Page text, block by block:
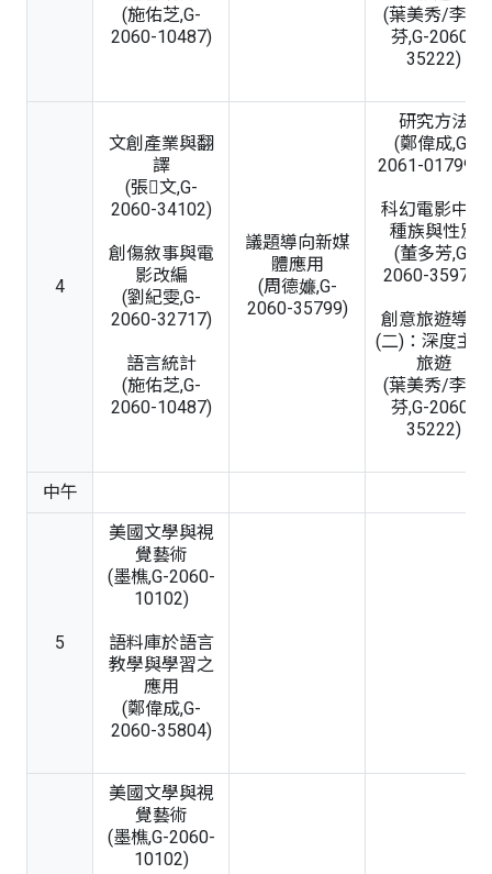
(施佑芝,G-
2060-10487)
(葉美秀/李桂
芬,G-2060-
35222)
4
文創產業與翻
譯
(張文,G-
2060-34102)
創傷敘事與電
影改編
(劉紀雯,G-
2060-32717)
語言統計
(施佑芝,G-
2060-10487)
議題導向新媒
體應用
(周德嬚,G-
2060-35799)
研究方法
(鄭偉成,G-
2061-01799B)
科幻電影中的
種族與性別
(董多芳,G-
2060-35977)
創意旅遊導覽
(二)：深度主題
旅遊
(葉美秀/李桂
芬,G-2060-
35222)
中午
5
美國文學與視
覺藝術
(墨樵,G-2060-
10102)
語料庫於語言
教學與學習之
應用
(鄭偉成,G-
2060-35804)
美國文學與視
覺藝術
(墨樵,G-2060-
10102)